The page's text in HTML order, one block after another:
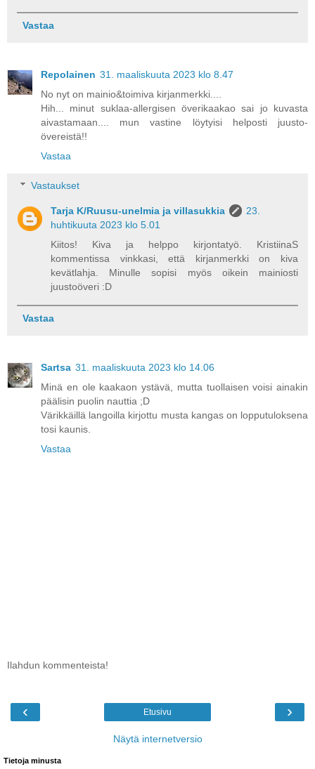
Vastaa
Repolainen 31. maaliskuuta 2023 klo 8.47
No nyt on mainio&toimiva kirjanmerkki....
Hih... minut suklaa-allergisen överikaakao sai jo kuvasta
aivastamaan.... mun vastine löytyisi helposti juusto-
övereistä!!
Vastaa
Vastaukset
Tarja K/Ruusu-unelmia ja villasukkia
23.
huhtikuuta 2023 klo 5.01
Kiitos! Kiva ja helppo kirjontatyö. KristiinaS
kommentissa vinkkasi, että kirjanmerkki on kiva
kevätlahja. Minulle sopisi myös oikein mainiosti
juustoöveri :D
Vastaa
Sartsa 31. maaliskuuta 2023 klo 14.06
Minä en ole kaakaon ystävä, mutta tuollaisen voisi ainakin
päälisin puolin nauttia ;D
Värikkäillä langoilla kirjottu musta kangas on lopputuloksena
tosi kaunis.
Vastaa
Ilahdun kommenteista!
‹ ›
Etusivu
Näytä internetversio
Tietoja minusta